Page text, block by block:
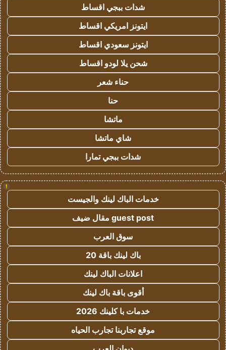
شدات ببجي اقساط
ايتونز امريكي اقساط
ايتونز سعودي اقساط
شحن يلا لودو اقساط
حناء شعر
حنا
ماتشا
شاي ماتشا
شدات ببجي تمارا
!
خدمات الباك لينك والجيست
guest post مقال ضيف
سوق العرب
باك لينك باقة 20
اعلانات الباك لينك
أقوى باقة باك لينك
خدمات با كلينك 2026
موقع تجاربنا تجارب الحياه